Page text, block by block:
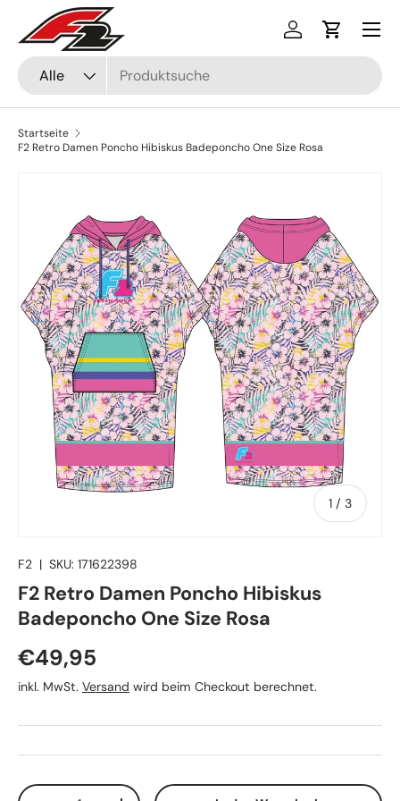
Direkt zum Inhalt
Suchen
Art
Alle
Einloggen
Menü
Startseite
F2 Retro Damen Poncho Hibiskus Badeponcho One Size Rosa
1 / von
3
F2 | SKU: 171622398
F2 Retro Damen Poncho Hibiskus
Badeponcho One Size Rosa
Normaler Preis
€49,95
inkl. MwSt. Versand wird beim Checkout berechnet.
Anzahl